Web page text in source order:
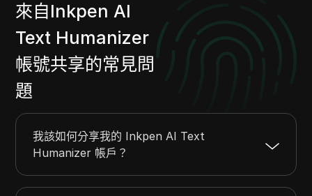
來自Inkpen AI
Text Humanizer
帳號共享的常見問
題
我該如何分享我的 Inkpen AI Text
Humanizer 帳戶？